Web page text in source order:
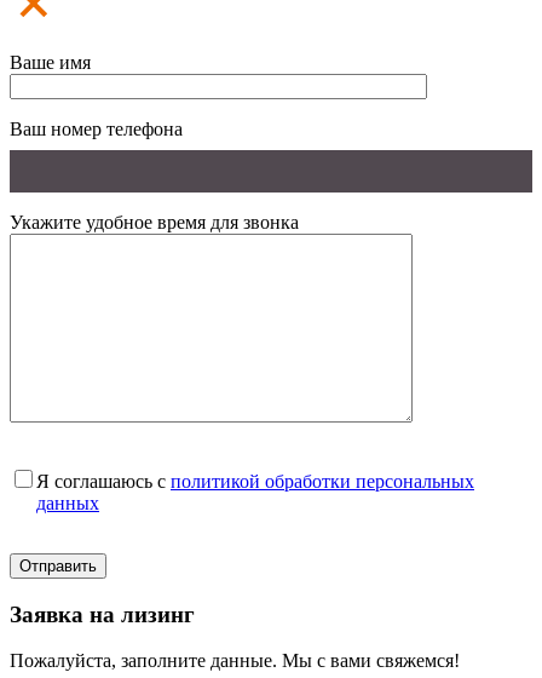
Ваше имя
Ваш номер телефона
Укажите удобное время для звонка
Я соглашаюсь с политикой обработки персональных
данных
Заявка на лизинг
Пожалуйста, заполните данные. Мы с вами свяжемся!